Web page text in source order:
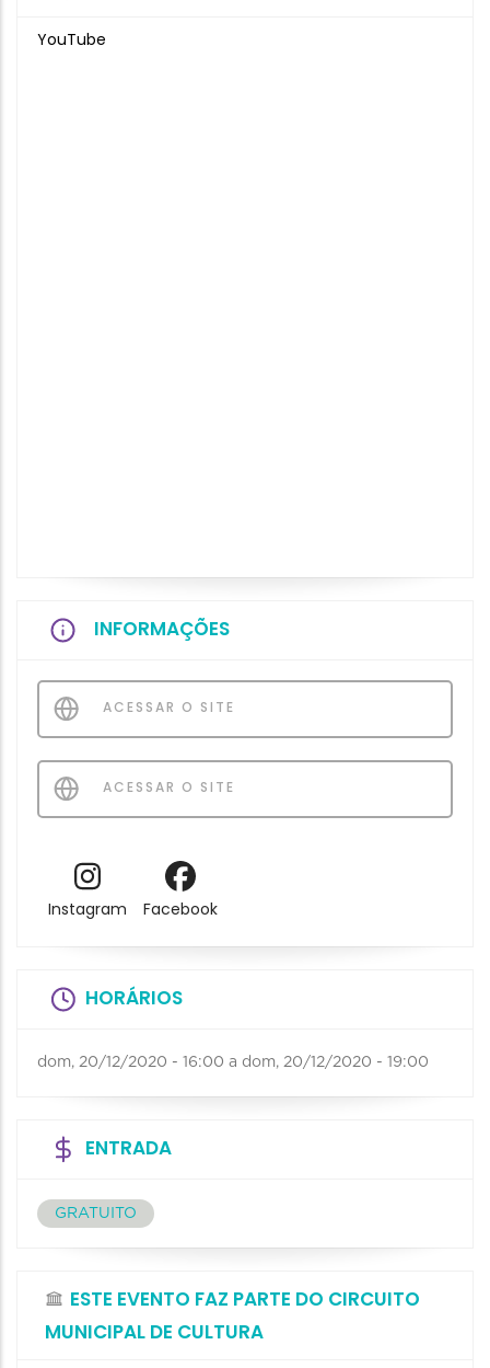
YouTube
INFORMAÇÕES
ACESSAR O SITE
ACESSAR O SITE
Instagram Facebook
HORÁRIOS
dom, 20/12/2020 - 16:00 a dom, 20/12/2020 - 19:00
ENTRADA
GRATUITO
ESTE EVENTO FAZ PARTE DO CIRCUITO
MUNICIPAL DE CULTURA